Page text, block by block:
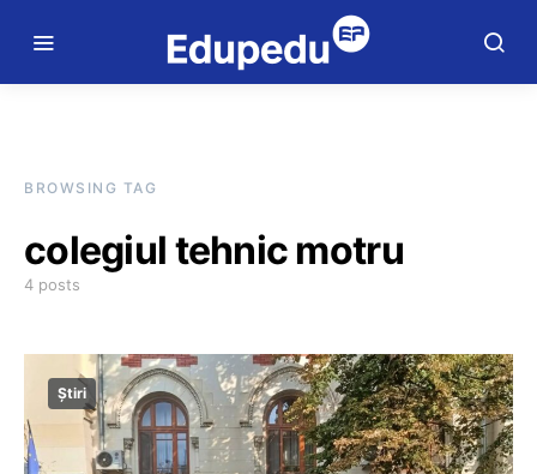
BROWSING TAG
colegiul tehnic motru
4 posts
Știri